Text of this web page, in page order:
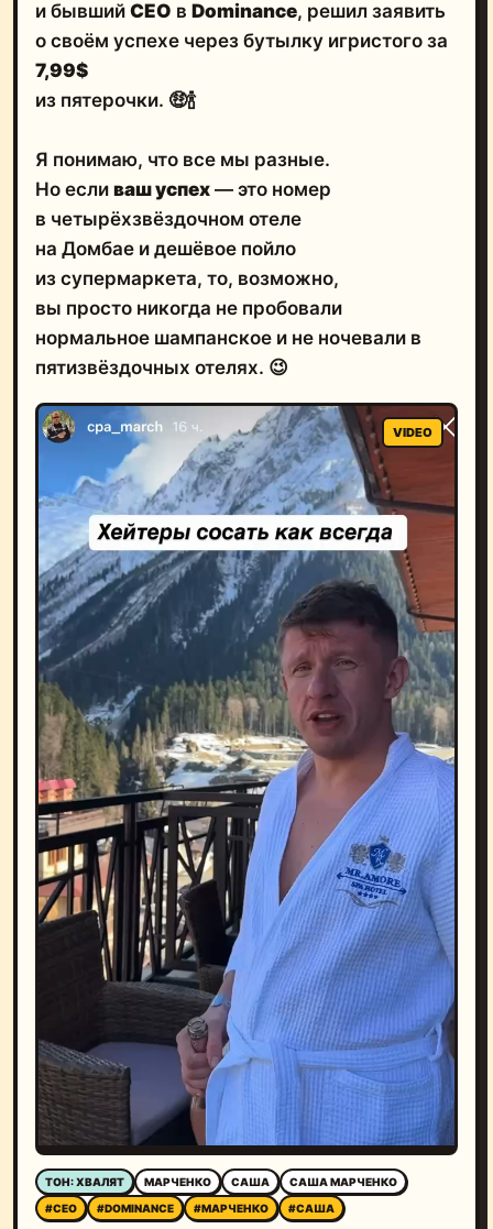
и бывший CEO в Dominance, решил заявить
о своём успехе через бутылку игристого за
7,99$
из пятерочки. 🤑🍾
Я понимаю, что все мы разные.
Но если ваш успех — это номер
в четырёхзвёздочном отеле
на Домбае и дешёвое пойло
из супермаркета, то, возможно,
вы просто никогда не пробовали
нормальное шампанское и не ночевали в
пятизвёздочных отелях. 😉
ТОН: ХВАЛЯТ МАРЧЕНКО САША
САША МАРЧЕНКО
#CEO
#DOMINANCE #МАРЧЕНКО #САША